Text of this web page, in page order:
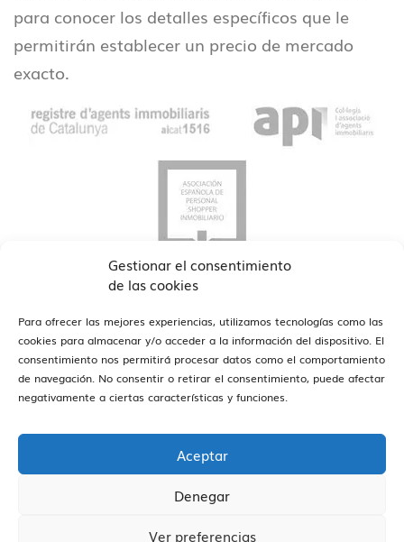
Gestionar el consentimiento
de las cookies
Para ofrecer las mejores experiencias, utilizamos tecnologías como las
cookies para almacenar y/o acceder a la información del dispositivo. El
consentimiento nos permitirá procesar datos como el comportamiento
de navegación. No consentir o retirar el consentimiento, puede afectar
negativamente a ciertas características y funciones.
Aceptar
Denegar
Ver preferencias
para conocer los detalles específicos que le
permitirán establecer un precio de mercado
exacto.
ver oficinas
Aviso legal
Política de Privacidad